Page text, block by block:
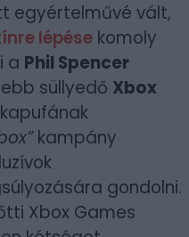
egyértelművé vált,
lépése komoly
a Phil Spencer
süllyedő Xbox
kampány
gondolni.
Xbox Games